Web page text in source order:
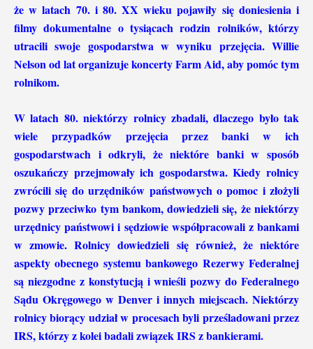
że w latach 70. i 80. XX wieku pojawiły się doniesienia i
filmy dokumentalne o tysiącach rodzin rolników, którzy
utracili swoje gospodarstwa w wyniku przejęcia. Willie
Nelson od lat organizuje koncerty Farm Aid, aby pomóc tym
rolnikom.
W latach 80. niektórzy rolnicy zbadali, dlaczego było tak
wiele przypadków przejęcia przez banki w ich
gospodarstwach i odkryli, że niektóre banki w sposób
oszukańczy przejmowały ich gospodarstwa. Kiedy rolnicy
zwrócili się do urzędników państwowych o pomoc i złożyli
pozwy przeciwko tym bankom, dowiedzieli się, że niektórzy
urzędnicy państwowi i sędziowie współpracowali z bankami
w zmowie. Rolnicy dowiedzieli się również, że niektóre
aspekty obecnego systemu bankowego Rezerwy Federalnej
są niezgodne z konstytucją i wnieśli pozwy do Federalnego
Sądu Okręgowego w Denver i innych miejscach. Niektórzy
rolnicy biorący udział w procesach byli prześladowani przez
IRS, którzy z kolei badali związek IRS z bankierami.